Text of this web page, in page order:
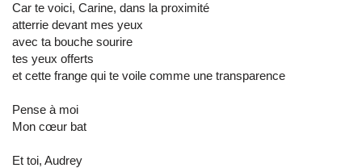
Car te voici, Carine, dans la proximité
atterrie devant mes yeux
avec ta bouche sourire
tes yeux offerts
et cette frange qui te voile comme une transparence
Pense à moi
Mon cœur bat
Et toi, Audrey